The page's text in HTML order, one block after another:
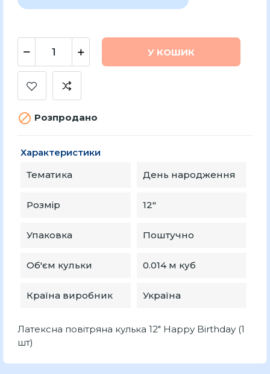
У КОШИК
 Розпродано
Характеристики
Тематика
День народження
Розмір 12″
Упаковка Поштучно
Об'єм кульки 0.014 м куб
Країна виробник Україна
Латексна повітряна кулька 12" Happy Birthday (1
шт)